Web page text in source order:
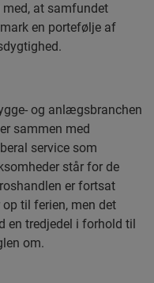
at samfundet
en portefølje af
og anlægsbranchen
sammen med
service som
står for de
er fortsat
til ferien, men det
en tredjedel i forhold til
om.